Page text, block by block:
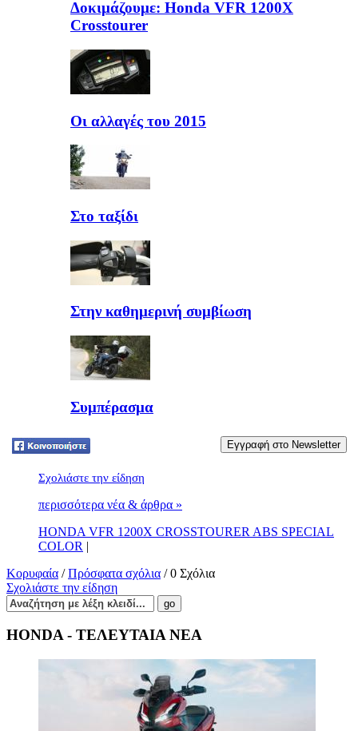
Δοκιμάζουμε: Honda VFR 1200X
Crosstourer
Οι αλλαγές του 2015
Στο ταξίδι
Στην καθημερινή συμβίωση
Συμπέρασμα
Tweet
Σχολιάστε την είδηση
περισσότερα νέα & άρθρα »
HONDA VFR 1200X CROSSTOURER ABS SPECIAL
COLOR |
Κορυφαία /Πρόσφατα σχόλια / 0 Σχόλια
Σχολιάστε την είδηση
HONDA - ΤΕΛΕΥΤΑΙΑ ΝΕΑ